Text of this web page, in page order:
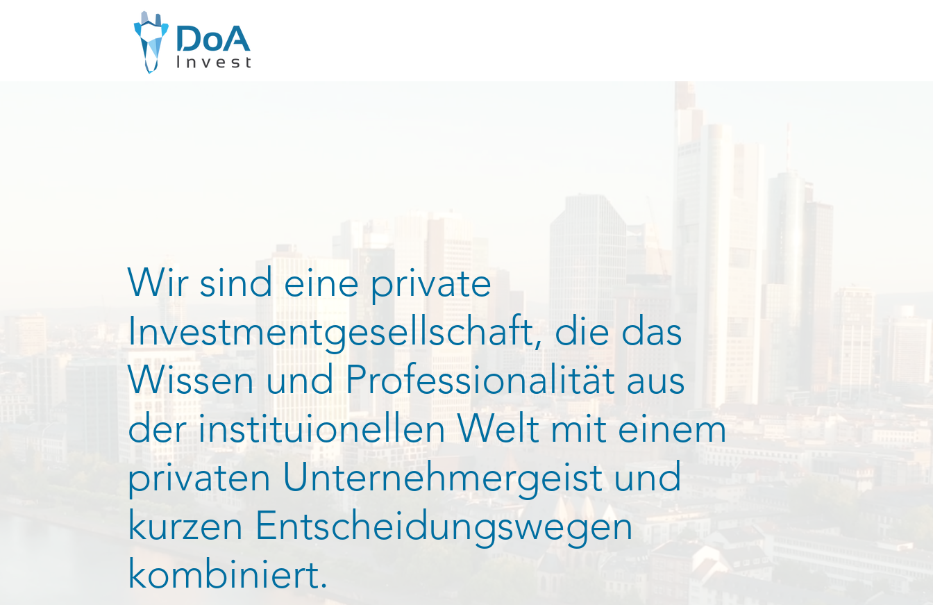
Wir sind eine private
Investmentgesellschaft, die das
Wissen und Professionalität aus
der instituionellen Welt mit einem
privaten Unternehmergeist und
kurzen Entscheidungswegen
kombiniert.